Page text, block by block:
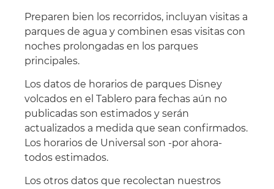
Preparen bien los recorridos, incluyan visitas a
parques de agua y combinen esas visitas con
noches prolongadas en los parques
principales.
Los datos de horarios de parques Disney
volcados en el Tablero para fechas aún no
publicadas son estimados y serán
actualizados a medida que sean confirmados.
Los horarios de Universal son -por ahora-
todos estimados.
Los otros datos que recolectan nuestros